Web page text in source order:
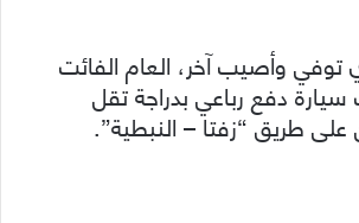
وأصيب آخر، العام الفائت
دفع رباعي بدراجة تقل
على طريق “زفتا – النبطية”.